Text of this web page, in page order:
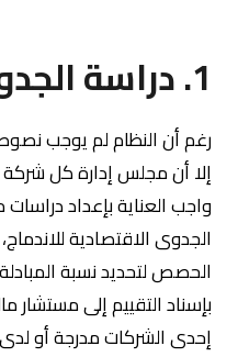
1. دراسة الجدوى والتقييم
رغم أن النظام لم يوجب
إلا أن مجلس إدارة كل
واجب العناية بإعداد دراسات
الجدوى الاقتصادية
الحصص لتحديد نسبة
بإسناد التقييم إلى
إحدى الشركات مدرجة أو